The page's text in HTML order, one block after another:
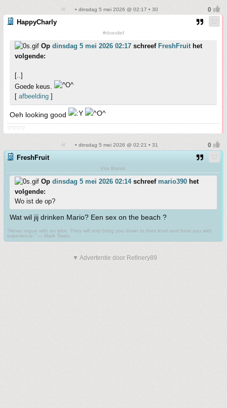
• dinsdag 5 mei 2026 @ 02:17 • 30
HappyCharly
#doeslief
Op dinsdag 5 mei 2026 02:17 schreef FreshFruithet
volgende:
[..]
Goede keus.
[ afbeelding ]
Oeh looking good
♡♡♡♡
• dinsdag 5 mei 2026 @ 02:21 • 31
FreshFruit
Vita Brevis.
Op dinsdag 5 mei 2026 02:14schreef mario390 het
volgende:
Wo ist de op?
Wat wil jij drinken Mario? Een sex on the beach ?
“Never argue with an idiot. They will only bring you down to their level and beat you with
experience.” ― Mark Twain.
▼ Advertentie door Refinery89